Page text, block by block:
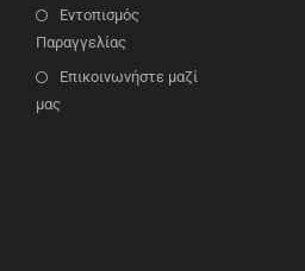
Εντοπισμός
Παραγγελίας
Επικοινωνήστε μαζί
μας